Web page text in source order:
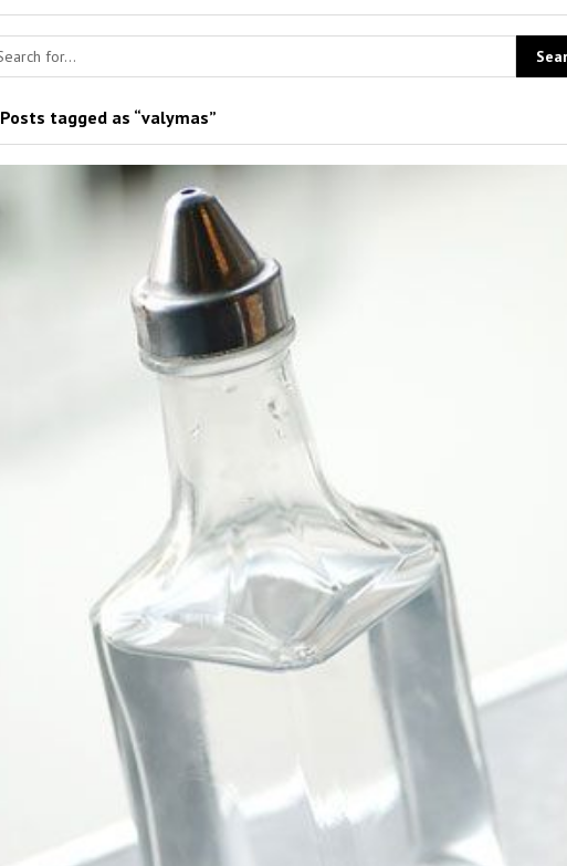
Posts tagged as “valymas”